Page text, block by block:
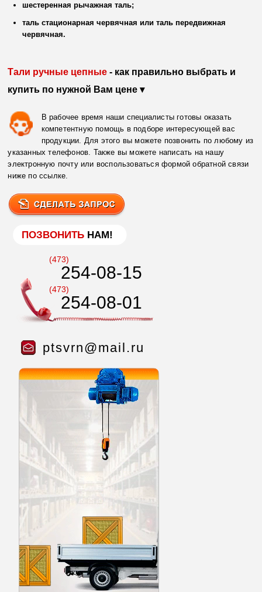
шестеренная рычажная таль;
таль стационарная червячная или таль передвижная
червячная.
Тали ручные цепные - как правильно выбрать и
купить по нужной Вам цене ▾
В рабочее время наши специалисты готовы оказать
компетентную помощь в подборе интересующей вас
продукции. Для этого вы можете позвонить по любому из
указанных телефонов. Также вы можете написать на нашу
электронную почту или воспользоваться формой обратной связи
ниже по ссылке.
ПОЗВОНИТЬ НАМ!
(473)
254-08-15
(473)
254-08-01
ptsvrn@mail.ru